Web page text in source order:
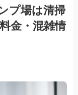
プ場は清掃
金・混雑情